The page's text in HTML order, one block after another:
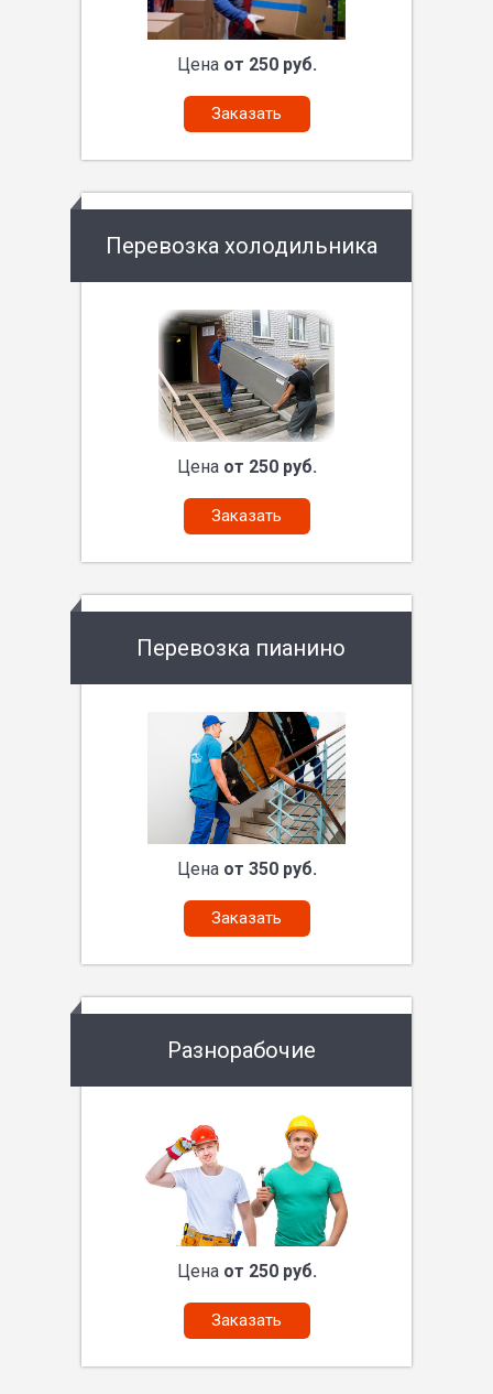
Цена от 250 руб.
Заказать
Перевозка холодильника
Цена от 250 руб.
Заказать
Перевозка пианино
Цена от 350 руб.
Заказать
Разнорабочие
Цена от 250 руб.
Заказать